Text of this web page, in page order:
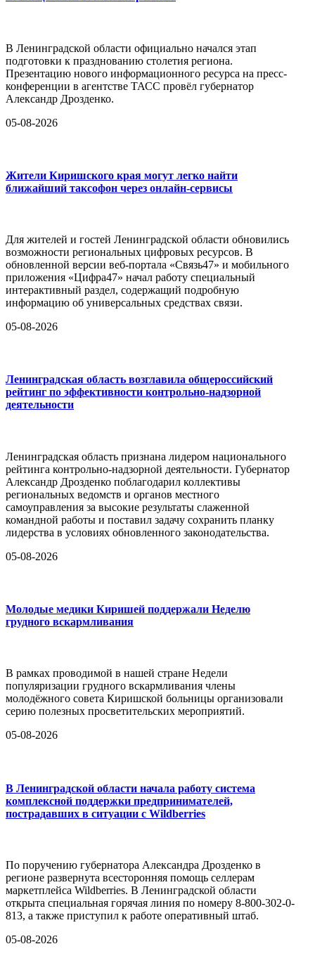
В Ленинградской области официально начался этап
подготовки к празднованию столетия региона.
Презентацию нового информационного ресурса на пресс-
конференции в агентстве ТАСС провёл губернатор
Александр Дрозденко.
05-08-2026
Жители Киришского края могут легко найти
ближайший таксофон через онлайн-сервисы
Для жителей и гостей Ленинградской области обновились
возможности региональных цифровых ресурсов. В
обновленной версии веб-портала «Связь47» и мобильного
приложения «Цифра47» начал работу специальный
интерактивный раздел, содержащий подробную
информацию об универсальных средствах связи.
05-08-2026
Ленинградская область возглавила общероссийский
рейтинг по эффективности контрольно-надзорной
деятельности
Ленинградская область признана лидером национального
рейтинга контрольно-надзорной деятельности. Губернатор
Александр Дрозденко поблагодарил коллективы
региональных ведомств и органов местного
самоуправления за высокие результаты слаженной
командной работы и поставил задачу сохранить планку
лидерства в условиях обновленного законодательства.
05-08-2026
Молодые медики Киришей поддержали Неделю
грудного вскармливания
В рамках проводимой в нашей стране Недели
популяризации грудного вскармливания члены
молодёжного совета Киришской больницы организовали
серию полезных просветительских мероприятий.
05-08-2026
В Ленинградской области начала работу система
комплексной поддержки предпринимателей,
пострадавших в ситуации с Wildberries
По поручению губернатора Александра Дрозденко в
регионе развернута всесторонняя помощь селлерам
маркетплейса Wildberries. В Ленинградской области
открыта специальная горячая линия по номеру 8-800-302-0-
813, а также приступил к работе оперативный штаб.
05-08-2026